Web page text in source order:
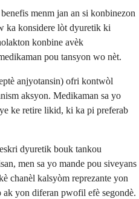
menm jan an si konbinezon
ka konsidere lòt dyuretik ki
konbine avèk
pou tansyon wo nèt.
anjyotansin) ofri kontwòl
aksyon. Medikaman sa yo
ke retire likid, ki ka pi preferab
dyuretik bouk tankou
men sa yo mande pou siveyans
chanèl kalsyòm reprezante yon
yon diferan pwofil efè segondè.